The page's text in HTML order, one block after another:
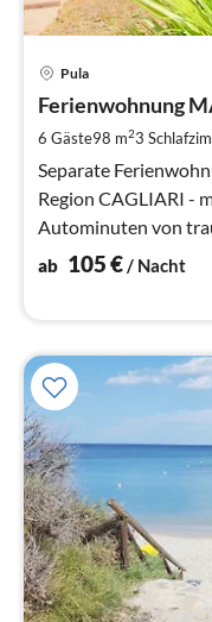
Pula
Ferienwohnung
6 Gäste98 m23
Separate Ferienwohnung im Randgebiet
Region CAGLIARI -
Autominuten von
und kristallklarem
ab 105€/ Nacht